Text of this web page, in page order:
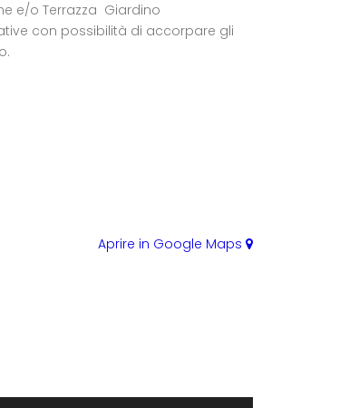
o Terrazza Giardino
possibilità di accorpare gli
Aprire in Google Maps